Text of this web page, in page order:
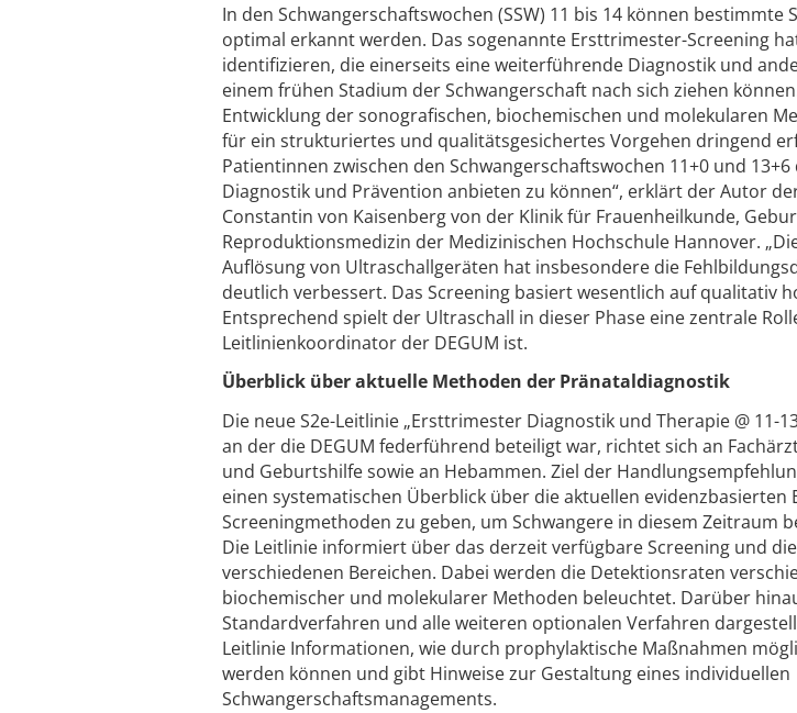
In den Schwangerschaftswochen (SSW) 11 bis 14 können
optimal erkannt werden. Das sogenannte Ersttrimester-Screening
identifizieren, die einerseits eine weiterführende Diagnostik und
einem frühen Stadium der Schwangerschaft nach sich ziehen
Entwicklung der sonografischen, biochemischen und molekularen
für ein strukturiertes und qualitätsgesichertes Vorgehen dringend
Patientinnen zwischen den Schwangerschaftswochen 11+0 und
Diagnostik und Prävention anbieten zu können“, erklärt der Autor
Constantin von Kaisenberg von der Klinik für Frauenheilkunde,
Reproduktionsmedizin der Medizinischen Hochschule Hannover.
Auflösung von Ultraschallgeräten hat insbesondere die
deutlich verbessert. Das Screening basiert wesentlich auf qualitativ
Entsprechend spielt der Ultraschall in dieser Phase eine zentrale
Leitlinienkoordinator der DEGUM ist.
Überblick über aktuelle Methoden der Pränataldiagnostik
Die neue S2e-Leitlinie „Ersttrimester Diagnostik und Therapie @ 11-
an der die DEGUM federführend beteiligt war, richtet sich an
und Geburtshilfe sowie an Hebammen. Ziel der
einen systematischen Überblick über die aktuellen evidenzbasierten
Screeningmethoden zu geben, um Schwangere in diesem Zeitraum
Die Leitlinie informiert über das derzeit verfügbare Screening und
verschiedenen Bereichen. Dabei werden die Detektionsraten
biochemischer und molekularer Methoden beleuchtet. Darüber
Standardverfahren und alle weiteren optionalen Verfahren
Leitlinie Informationen, wie durch prophylaktische Maßnahmen
werden können und gibt Hinweise zur Gestaltung eines individuellen
Schwangerschaftsmanagements.